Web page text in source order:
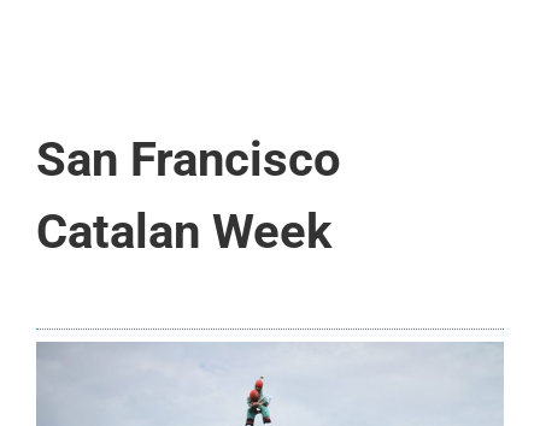
San Francisco
Catalan Week